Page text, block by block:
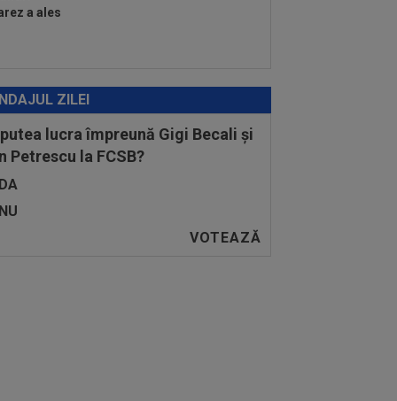
a ales
ZILEI
lucra împreună Gigi Becali și
Petrescu la FCSB?
DA
NU